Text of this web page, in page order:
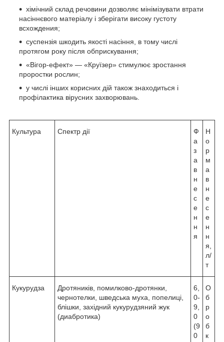
хімічний склад речовини дозволяє мінімізувати втрати
насіннєвого матеріалу і зберігати високу густоту
всхождения;
суспензія шкодить якості насіння, в тому числі
протягом року після обприскування;
«Вігор-ефект» — «Круїзер» стимулює зростання
проростки рослин;
у числі інших корисних дій також знаходиться і
профілактика вірусних захворювань.
Культура Спектр дії
Ф
а
з
а
в
н
е
с
е
н
н
я
Н
о
р
м
а
в
н
е
с
е
н
н
я,
л/
т
Кукурудза
Дротяників, помилково-дротянки,
чернотелки, шведська муха, попелиці,
блішки, західний кукурудзяний жук
(диабротика)
6,
0-
9,
0
(9
0
О
б
р
о
б
к